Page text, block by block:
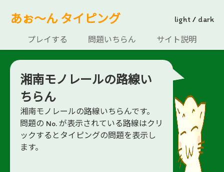
あぉ～ん タイピング light / dark
プレイする 問題いちらん サイト説明
湘南モノレールの路線い
ちらん
湘南モノレールの路線いちらんです。
問題の No. が表示されている路線はクリ
ックするとタイピングの問題を表示し
ます。